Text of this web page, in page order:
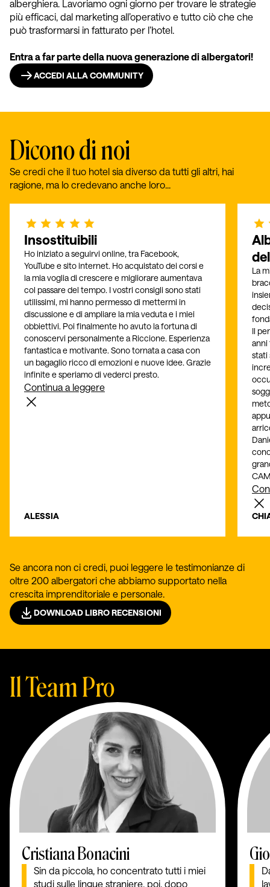
alberghiera. Lavoriamo ogni giorno per trovare le strategie
più efficaci, dal marketing all’operativo e tutto ciò che che
può trasformarsi in fatturato per l’hotel.
Entra a far parte della nuova generazione di albergatori!
ACCEDI ALLA COMMUNITY
Dicono di noi
Se credi che il tuo hotel sia diverso da tutti gli altri, hai
ragione, ma lo credevano anche loro...
Insostituibili
Ho iniziato a seguirvi online, tra Facebook,
YouTube e sito internet. Ho acquistato dei corsi e
la mia voglia di crescere e migliorare aumentava
col passare del tempo. I vostri consigli sono stati
utilissimi, mi hanno permesso di mettermi in
discussione e di ampliare la mia veduta e i miei
obbiettivi. Poi finalmente ho avuto la fortuna di
conoscervi personalmente a Riccione. Esperienza
fantastica e motivante. Sono tornata a casa con
un bagaglio ricco di emozioni e nuove idee. Grazie
infinite e speriamo di vederci presto.
Continua a leggere
ALESSIA
La
Il
anni
stati
Se ancora non ci credi, puoi leggere le testimonianze di
oltre 200 albergatori che abbiamo supportato nella
crescita imprenditoriale e personale.
DOWNLOAD LIBRO RECENSIONI
Il Team Pro
Cristiana Bonacini
Sin da piccola, ho concentrato tutti i miei
studi sulle lingue straniere, poi, dopo